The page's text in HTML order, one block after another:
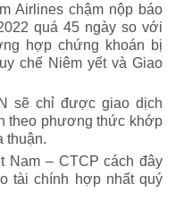
Airlines chậm nộp báo
quá 45 ngày so với
hợp chứng khoán bị
chế Niêm yết và Giao
sẽ chỉ được giao dịch
theo phương thức khớp
thuận.
Nam – CTCP cách đây
tài chính hợp nhất quý